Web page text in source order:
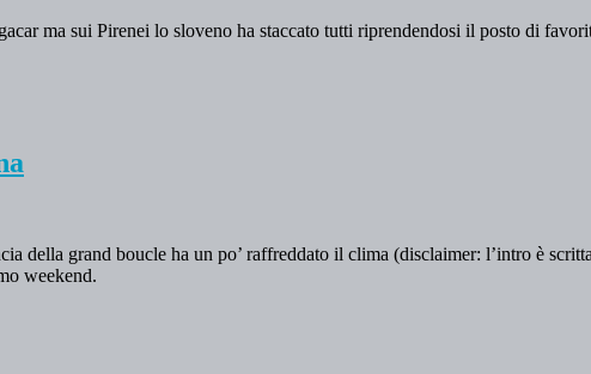
ma sui Pirenei lo sloveno ha staccato tutti riprendendosi il posto di
della grand boucle ha un po’ raffreddato il clima (disclaimer: l’intro è
weekend.